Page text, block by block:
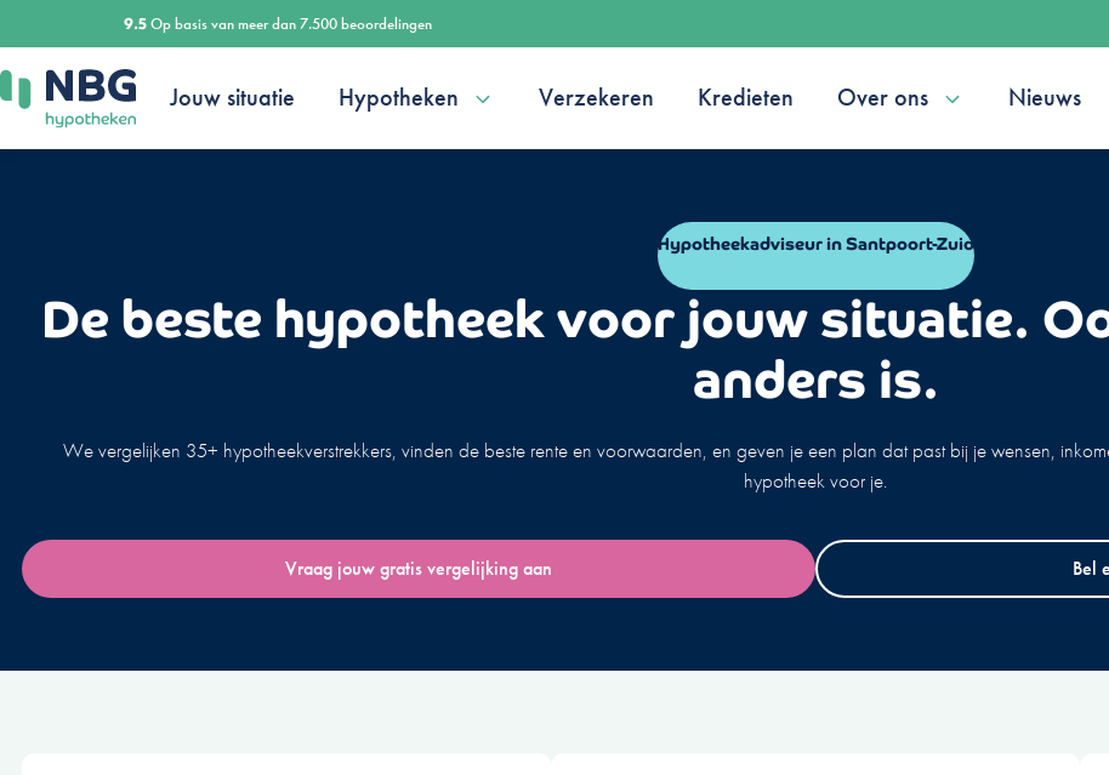
naar
de
inhoud
9.5Op basis van meer dan 7.500 beoordelingen
Jouw situatie Hypotheken Verzekeren Kredieten Over ons Nieuws
Hypotheekadviseur in Santpoort-Zuid
De beste hypotheek voor jouw situatie.
anders is.
We vergelijken 35+ hypotheekverstrekkers, vinden de beste rente en voorwaarden, en geven je een plan dat past bij je wensen,
hypotheek voor je.
Vraag jouw gratis vergelijking aan Bel